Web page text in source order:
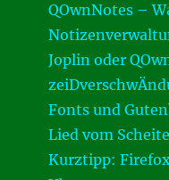
QOwnNotes –
Joplin oder
Fonts und
Lied vom
Kurztipp: